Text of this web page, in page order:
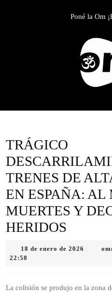
Poné la Om
TRÁGICO
TRENES DE
EN ESPAÑA: AL
MUERTES Y
HERIDOS
18 de enero de 2026
2026
22:58
La colisión se produjo en la zona